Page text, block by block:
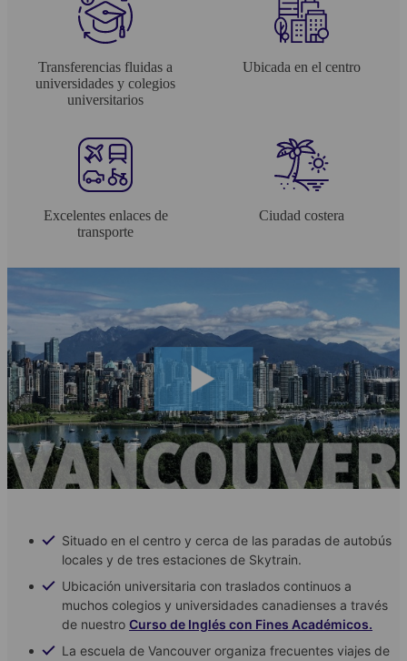
Transferencias fluidas a
universidades y colegios
universitarios
Ubicada en el centro
Excelentes enlaces de
transporte
Ciudad costera
Situado en el centro y cerca de las paradas de autobús
locales y de tres estaciones de Skytrain.
Ubicación universitaria con traslados continuos a
muchos colegios y universidades canadienses a través
de nuestro Curso de Inglés con Fines Académicos.
La escuela de Vancouver organiza frecuentes viajes de